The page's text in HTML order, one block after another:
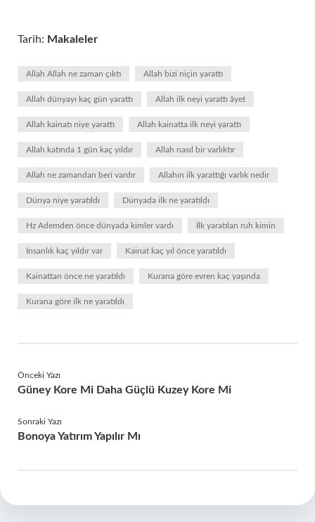
Tarih: Makaleler
Allah Allah ne zaman çıktı Allah bizi niçin yarattı
Allah dünyayı kaç gün yarattı Allah ilk neyi yarattı âyet
Allah kainatı niye yarattı Allah kainatta ilk neyi yarattı
Allah katında 1 gün kaç yıldır Allah nasıl bir varlıktır
Allah ne zamandan beri vardır Allahın ilk yarattığı varlık nedir
Dünya niye yaratıldı Dünyada ilk ne yaratıldı
Hz Ademden önce dünyada kimler vardı İlk yaratılan ruh kimin
İnsanlık kaç yıldır var Kainat kaç yıl önce yaratıldı
Kainattan önce ne yaratıldı Kurana göre evren kaç yaşında
Kurana göre ilk ne yaratıldı
Önceki Yazı
Güney Kore Mi Daha Güçlü Kuzey Kore Mi
Sonraki Yazı
Bonoya Yatırım Yapılır Mı